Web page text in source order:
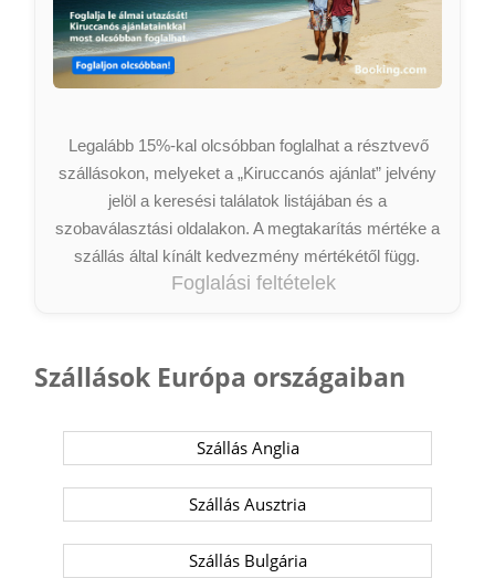
Legalább 15%-kal olcsóbban foglalhat a résztvevő
szállásokon, melyeket a „Kiruccanós ajánlat” jelvény
jelöl a keresési találatok listájában és a
szobaválasztási oldalakon. A megtakarítás mértéke a
szállás által kínált kedvezmény mértékétől függ.
Foglalási feltételek
Szállások Európa országaiban
Szállás Anglia
Szállás Ausztria
Szállás Bulgária